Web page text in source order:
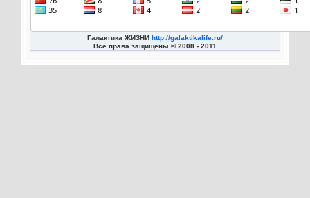
Галактика ЖИЗНИ http://galaktikalife.ru/
Все права защищены © 2008 - 2011